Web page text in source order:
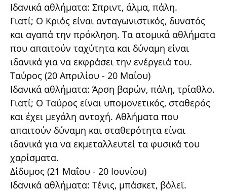
Ιδανικά αθλήματα: Σπριντ, άλμα, πάλη.
Γιατί; Ο Κριός είναι ανταγωνιστικός, δυνατός
και αγαπά την πρόκληση. Τα ατομικά αθλήματα
που απαιτούν ταχύτητα και δύναμη είναι
ιδανικά για να εκφράσει την ενέργειά του.
Ταύρος (20 Απριλίου - 20 Μαΐου)
Ιδανικά αθλήματα: Άρση βαρών, πάλη, τρίαθλο.
Γιατί; Ο Ταύρος είναι υπομονετικός, σταθερός
και έχει μεγάλη αντοχή. Αθλήματα που
απαιτούν δύναμη και σταθερότητα είναι
ιδανικά για να εκμεταλλευτεί τα φυσικά του
χαρίσματα.
Δίδυμος (21 Μαΐου - 20 Ιουνίου)
Ιδανικά αθλήματα: Τένις, μπάσκετ, βόλεϊ.